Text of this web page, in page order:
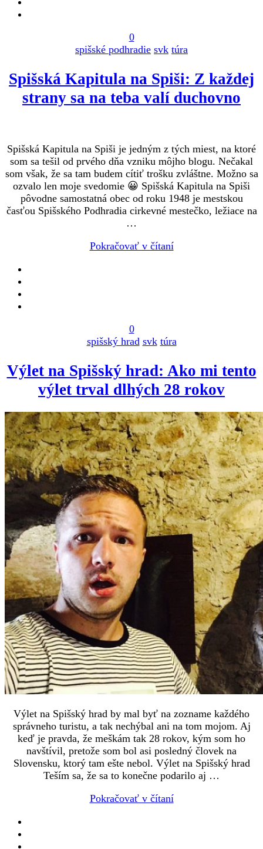
0
spišské podhradie svk túra
Spišská Kapitula na Spiši: Z každej
strany sa na teba valí duchovno
Spišská Kapitula na Spiši je jedným z tých miest, na ktoré
som sa tešil od prvého dňa vzniku môjho blogu. Nečakal
som však, že sa tam budem cítiť trošku zvláštne. Možno sa
ozvalo len moje svedomie 😀 Spišská Kapitula na Spiši
pôvodne samostatná obec od roku 1948 je mestskou
časťou Spišského Podhradia cirkevné mestečko, ležiace na
…
Pokračovať v čítaní
0
spišský hrad svk túra
Výlet na Spišský hrad: Ako mi tento
výlet trval dlhých 28 rokov
Výlet na Spišský hrad by mal byť na zozname každého
správneho turistu, a tak nechýbal ani na tom mojom. Aj
keď je pravda, že meškám tak 28 rokov, kým som ho
navštívil, pretože som bol asi posledný človek na
Slovensku, ktorý tam ešte nebol. Výlet na Spišský hrad
Teším sa, že sa to konečne podarilo aj …
Pokračovať v čítaní